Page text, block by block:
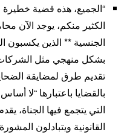
“الجميع، هذه قضية خطيرة
الكثير منكم، يوجد الآن
الجنسية ** الذين يكسبون
بشكل منهجي مثل
تقديم طرق لمضايقة
بالقضايا باعتبارها “لا
التي يتجمع فيها الجناة،
القانونية ويتبادلون